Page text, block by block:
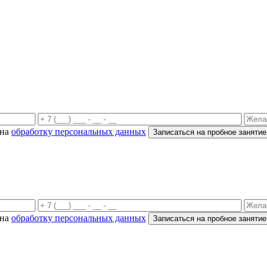
обработку персональных данных Записаться на пробное занятие
обработку персональных данных Записаться на пробное занятие